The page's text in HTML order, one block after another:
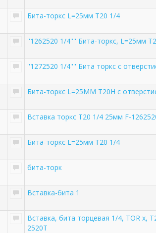
Бита-торкс L=25мм Т20 1/4
''1262520 1/4'''' Бита-торкс, L=25мм
''1272520 1/4'''' Бита торкс с
Бита-торкс L=25ММ Т20H с
Вставка торкс Т20 1/4 25мм F-
Бита-торкс L=25мм Т20 1/4
бита-торк
Вставка-бита 1
Вставка, бита торцевая 1/4, TOR x,
2520T